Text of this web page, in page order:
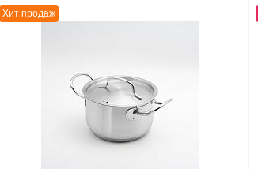
Хит продаж